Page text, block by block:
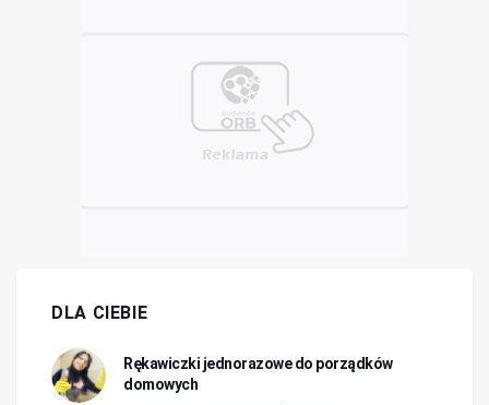
DLA CIEBIE
Rękawiczki jednorazowe do porządków
domowych